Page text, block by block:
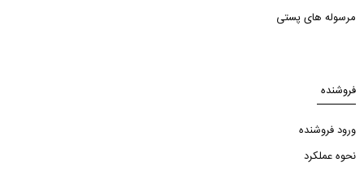
مرسوله های پستی
فروشنده
ورود فروشنده
نحوه عملکرد